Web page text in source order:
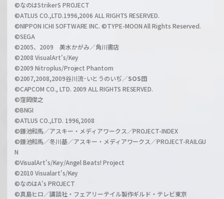
h
a
n
l
©なのはStrikerS PROJECT
©ATLUS CO.,LTD.1996,2006 ALL RIGHTS RESERVED.
©NIPPON ICHI SOFTWARE INC. ©TYPE-MOON All Rights Reserved.
©SEGA
©2005、2009 美水かがみ／角川書店
©2008 VisualArt's/Key
©2009 Nitroplus/Project Phantom
©2007,2008,2009谷川流･いとうのいぢ／SOS団
©CAPCOM CO., LTD. 2009 ALL RIGHTS RESERVED.
©窪岡俊之
©BNGI
©ATLUS CO.,LTD. 1996,2008
©鎌池和馬／アスキー・メディアワークス／PROJECT-INDEX
©鎌池和馬／冬川基／アスキー・メディアワークス／PROJECT-RAILGU
N
©VisualArt's/Key/Angel Beats! Project
©2010 Visualart's/Key
©なのはA's PROJECT
©真島ヒロ／講談社・フェアリーテイル製作ギルド・テレビ東京